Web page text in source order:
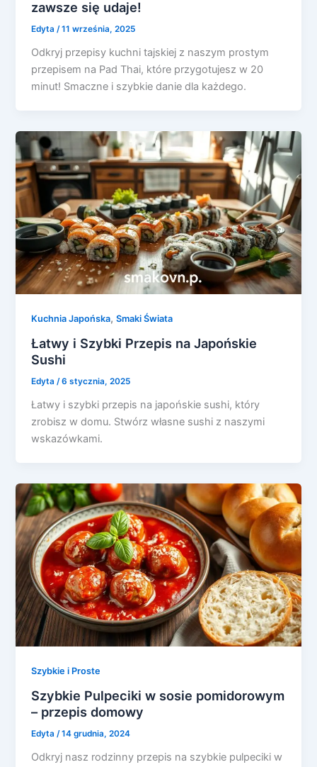
zawsze się udaje!
Edyta/11 września, 2025
Odkryj przepisy kuchni tajskiej z naszym prostym
przepisem na Pad Thai, które przygotujesz w 20
minut! Smaczne i szybkie danie dla każdego.
Kuchnia Japońska,Smaki Świata
Łatwy i Szybki Przepis na Japońskie
Sushi
Edyta/6 stycznia, 2025
Łatwy i szybki przepis na japońskie sushi, który
zrobisz w domu. Stwórz własne sushi z naszymi
wskazówkami.
Szybkie i Proste
Szybkie Pulpeciki w sosie pomidorowym
– przepis domowy
Edyta /14 grudnia, 2024
Odkryj nasz rodzinny przepis na szybkie pulpeciki w